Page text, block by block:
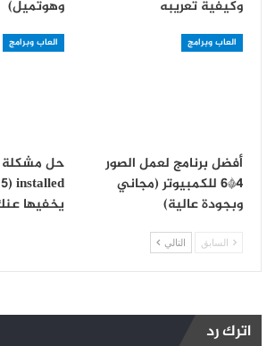
وكيفية تعريبه
وهوتميل)
العاب وبرامج
أفضل برنامج لعمل الصور
4*6 للكمبيوتر (مجاني
وبجودة عالية)
العاب وبرامج
يخفيها
السابق التالي
اترك رد